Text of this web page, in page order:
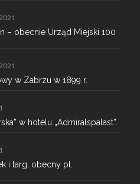
– obecnie Urząd Miejski 100
w Zabrzu w 1899 r.
w hotelu „Admiralspalast”.
i targ, obecny pl.